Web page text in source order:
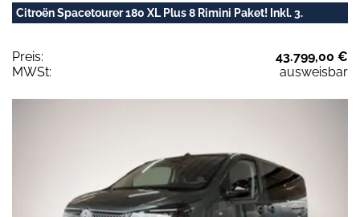
Citroën Spacetourer 180 XL Plus 8 Rimini Paket! Inkl. 3.
Preis:
43.799,00 €
MWSt:
ausweisbar